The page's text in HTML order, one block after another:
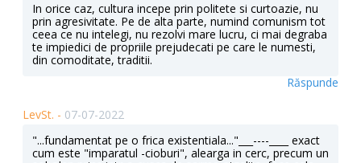
In orice caz, cultura incepe prin politete si curtoazie, nu
prin agresivitate. Pe de alta parte, numind comunism tot
ceea ce nu intelegi, nu rezolvi mare lucru, ci mai degraba
te impiedici de propriile prejudecati pe care le numesti,
din comoditate, traditii.
Răspunde
LevSt. - 07-07-2022
"...fundamentat pe o frica existentiala..."___----____ exact
cum este "imparatul -cioburi", alearga in cerc, precum un